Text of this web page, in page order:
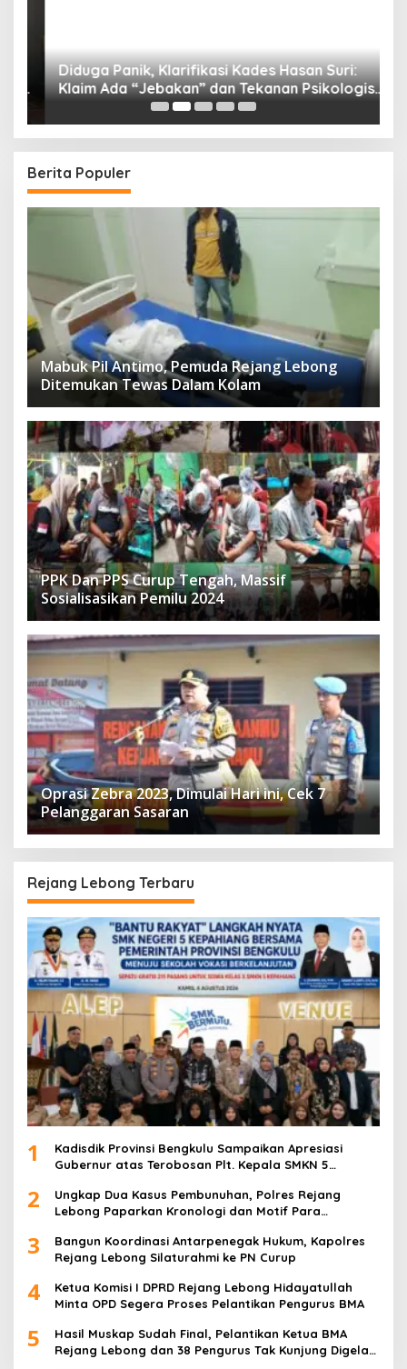
Diduga Panik, Klarifikasi Kades Hasan Suri:
Klaim Ada “Jebakan” dan Tekanan Psikologis
Saat Mediasi, Kades Karang Anyar Bantah
Tegas
Berita Populer
Mabuk Pil Antimo, Pemuda Rejang Lebong
Ditemukan Tewas Dalam Kolam
PPK Dan PPS Curup Tengah, Massif
Sosialisasikan Pemilu 2024
Oprasi Zebra 2023, Dimulai Hari ini, Cek 7
Pelanggaran Sasaran
Rejang Lebong Terbaru
1
Kadisdik Provinsi Bengkulu Sampaikan Apresiasi
Gubernur atas Terobosan Plt. Kepala SMKN 5
2
Ungkap Dua Kasus Pembunuhan, Polres Rejang
Lebong Paparkan Kronologi dan Motif Para
3
Bangun Koordinasi Antarpenegak Hukum, Kapolres
Rejang Lebong Silaturahmi ke PN Curup
4
Ketua Komisi I DPRD Rejang Lebong Hidayatullah
Minta OPD Segera Proses Pelantikan Pengurus BMA
5
Hasil Muskap Sudah Final, Pelantikan Ketua BMA
Rejang Lebong dan 38 Pengurus Tak Kunjung Digelar,